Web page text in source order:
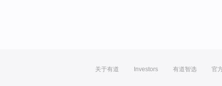
关于有道 Investors 有道智选 官